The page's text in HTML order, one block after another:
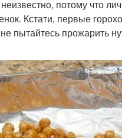
потому что
Кстати, первые
пытайтесь прожарить